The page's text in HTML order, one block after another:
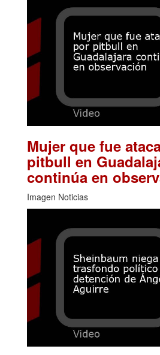
Mujer que fue
pitbull en
continúa en
Imagen Noticias